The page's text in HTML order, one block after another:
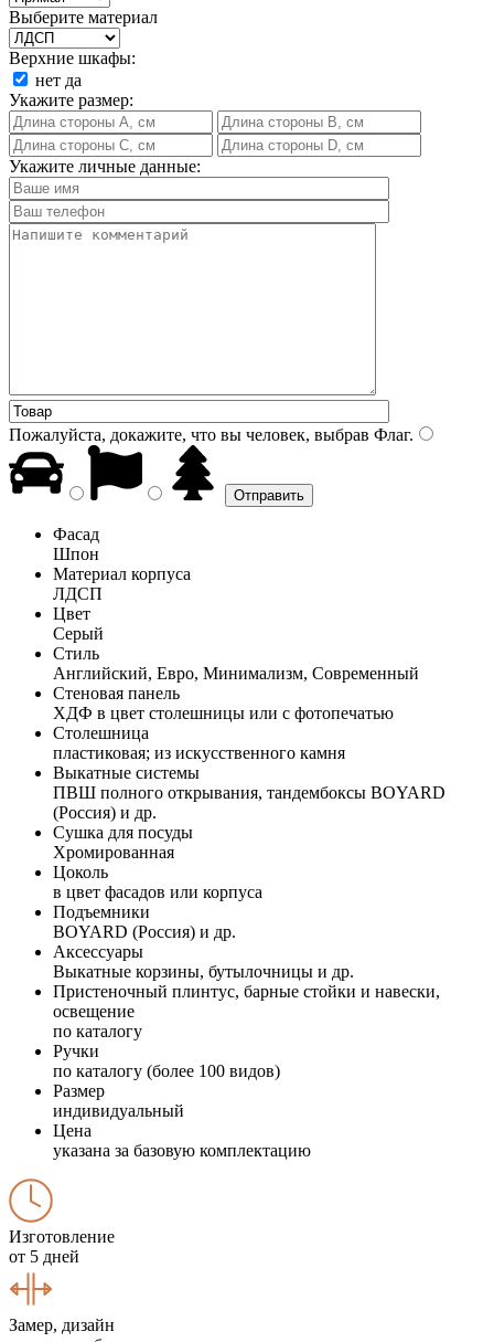
Выберите материал
Верхние шкафы:
нет да
Укажите размер:
Укажите личные данные:
Пожалуйста, докажите, что вы человек, выбрав Флаг.
Фасад
Шпон
Материал корпуса
ЛДСП
Цвет
Серый
Стиль
Английский, Евро, Минимализм, Современный
Стеновая панель
ХДФ в цвет столешницы или с фотопечатью
Столешница
пластиковая; из искусственного камня
Выкатные системы
ПВШ полного открывания, тандембоксы BOYARD
(Россия) и др.
Сушка для посуды
Хромированная
Цоколь
в цвет фасадов или корпуса
Подъемники
BOYARD (Россия) и др.
Аксессуары
Выкатные корзины, бутылочницы и др.
Пристеночный плинтус, барные стойки и навески,
освещение
по каталогу
Ручки
по каталогу (более 100 видов)
Размер
индивидуальный
Цена
указана за базовую комплектацию
Изготовление
от 5 дней
Замер, дизайн